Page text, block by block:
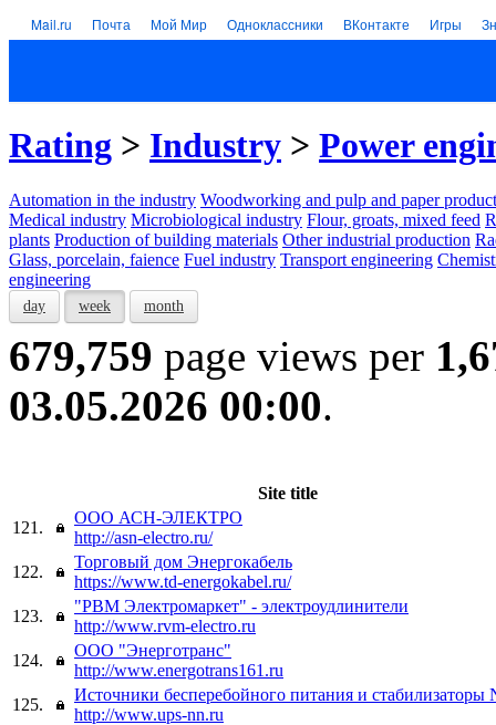
Mail.ru Почта Мой Мир Одноклассники ВКонтакте Игры
Rating > Industry > Power
Automation in the industry Woodworking and pulp and paper
Medical industry Microbiological industry Flour, groats, mixed feed
plants Production of building materials Other industrial production
Glass, porcelain, faience Fuel industry Transport engineering
engineering
day week month
679,759 page views per
03.05.2026 00:00.
Site title
121.
ООО АСН-ЭЛЕКТРО
http://asn-electro.ru/
122.
Торговый дом Энергокабель
https://www.td-energokabel.ru/
123.
"РВМ Электромаркет" - электроудлинители
http://www.rvm-electro.ru
124.
ООО "Энерготранс"
http://www.energotrans161.ru
125.
Источники бесперебойного питания и стабилизаторы
http://www.ups-nn.ru